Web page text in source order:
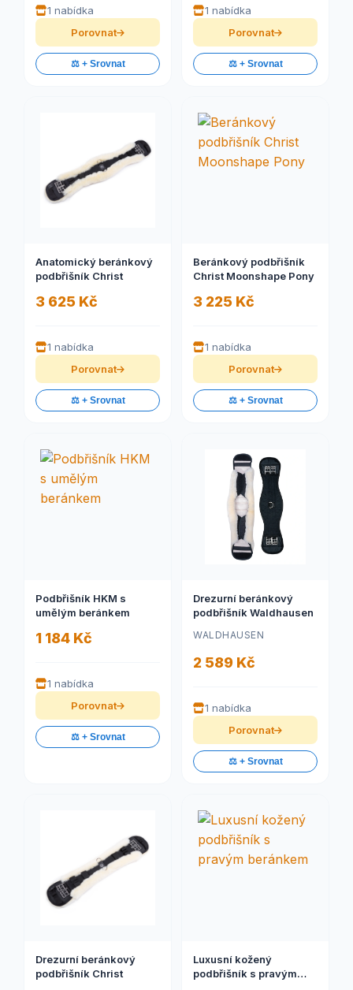
1 nabídka
Porovnat
⚖️ + Srovnat
1 nabídka
Porovnat
⚖️ + Srovnat
Anatomický beránkový
podbřišník Christ
3 625 Kč
1 nabídka
Porovnat
⚖️ + Srovnat
Beránkový podbřišník
Christ Moonshape Pony
3 225 Kč
1 nabídka
Porovnat
⚖️ + Srovnat
Podbřišník HKM s
umělým beránkem
1 184 Kč
1 nabídka
Porovnat
⚖️ + Srovnat
Drezurní beránkový
podbřišník Waldhausen
WALDHAUSEN
2 589 Kč
1 nabídka
Porovnat
⚖️ + Srovnat
Drezurní beránkový
podbřišník Christ
Luxusní kožený
podbřišník s pravým